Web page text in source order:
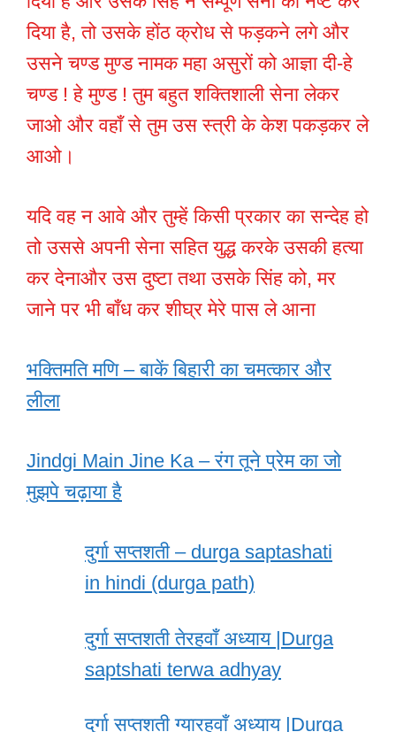
दिया है, तो उसके होंठ क्रोध से फड़कने लगे और
उसने चण्ड मुण्ड नामक महा असुरों को आज्ञा दी-हे
चण्ड ! हे मुण्ड ! तुम बहुत शक्तिशाली सेना लेकर
जाओ और वहाँ से तुम उस स्त्री के केश पकड़कर ले
आओ।
यदि वह न आवे और तुम्हें किसी प्रकार का सन्देह हो
तो उससे अपनी सेना सहित युद्ध करके उसकी हत्या
कर देनाऔर उस दुष्टा तथा उसके सिंह को, मर
जाने पर भी बाँध कर शीघ्र मेरे पास ले आना
भक्तिमति मणि – बाकें बिहारी का चमत्कार और
लीला
Jindgi Main Jine Ka – रंग तूने प्रेम का जो
मुझपे चढ़ाया है
दुर्गा सप्तशती – durga saptashati
in hindi (durga path)
दुर्गा सप्तशती तेरहवाँ अध्याय |Durga
saptshati terwa adhyay
दुर्गा सप्तशती ग्यारहवाँ अध्याय |Durga